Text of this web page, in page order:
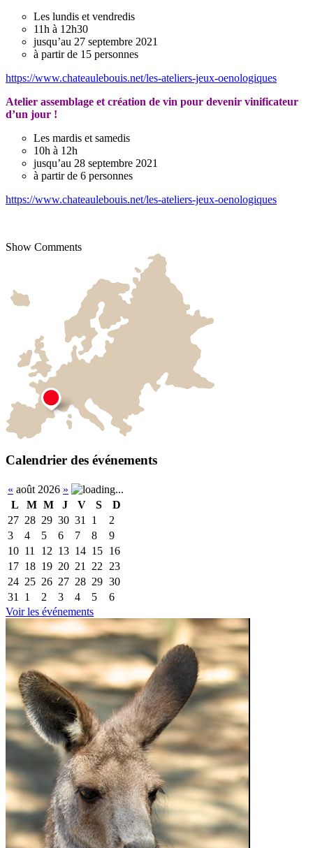
Les lundis et vendredis
11h à 12h30
jusqu’au 27 septembre 2021
à partir de 15 personnes
https://www.chateaulebouis.net/les-ateliers-jeux-oenologiques
Atelier assemblage et création de vin pour devenir vinificateur
d’un jour !
Les mardis et samedis
10h à 12h
jusqu’au 28 septembre 2021
à partir de 6 personnes
https://www.chateaulebouis.net/les-ateliers-jeux-oenologiques
Show Comments
Calendrier des événements
« août 2026 »
L
M M J V S
D
27 28 29 30 31 1
2
3
4 5 6 7 8
9
10 11 12 13 14 15 16
17 18 19 20 21 22
23
24 25 26 27 28 29 30
31
1 2 3 4 5
6
Voir les événements